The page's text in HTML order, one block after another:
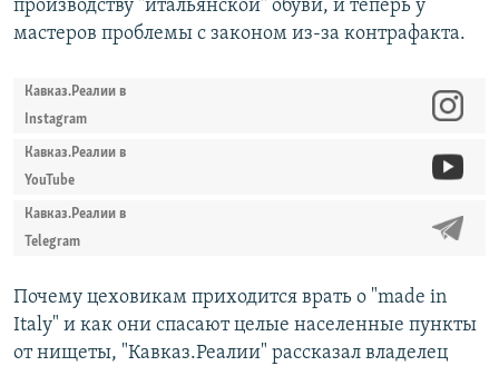
производству "итальянской" обуви, и теперь у
мастеров проблемы с законом из-за контрафакта.
Кавказ.Реалии в
Instagram
Кавказ.Реалии в
YouTube
Кавказ.Реалии в
Telegram
Почему цеховикам приходится врать о "made in
Italy" и как они спасают целые населенные пункты
от нищеты, "Кавказ.Реалии" рассказал владелец